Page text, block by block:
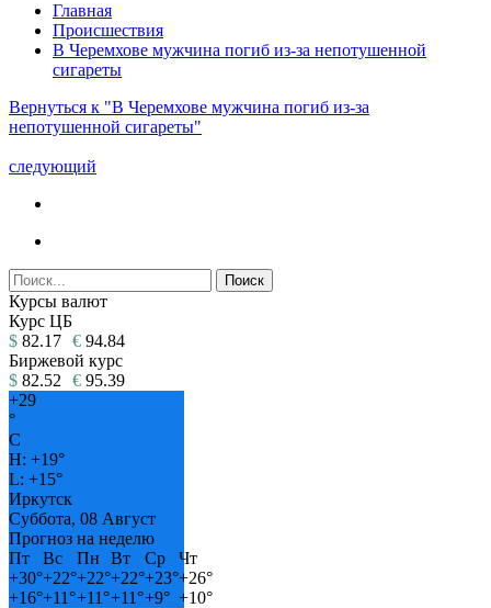
Главная
Происшествия
В Черемхове мужчина погиб из-за непотушенной
сигареты
Вернуться к "В Черемхове мужчина погиб из-за
непотушенной сигареты"
следующий
Курсы валют
Курс ЦБ
$ 82.17 € 94.84
Биржевой курс
$ 82.52 € 95.39
+29
°
C
H: +19°
L: +15°
Иркутск
Суббота, 08 Август
Прогноз на неделю
Пт
Вс Пн Вт Ср
Чт
+30°+22°+22°+22°+23°+26°
+16°+11°+11°+11°+9° +10°